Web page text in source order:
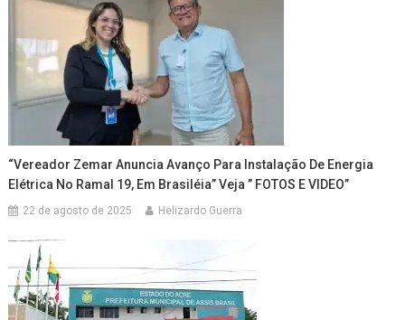
“Vereador Zemar Anuncia Avanço Para Instalação De Energia
Elétrica No Ramal 19, Em Brasiléia” Veja ” FOTOS E VIDEO”
22 de agosto de 2025 Helizardo Guerra